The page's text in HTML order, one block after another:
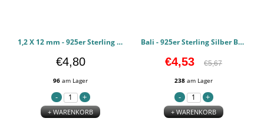
1,2 X 12 mm - 925er Sterling Silber Bali Hoops PCJW49855
€4,80
96 am Lager
+ WARENKORB
Bali - 925er Sterling Silber Bali Hoops PCJW49252
€4,53 €5,67
238 am Lager
+ WARENKORB